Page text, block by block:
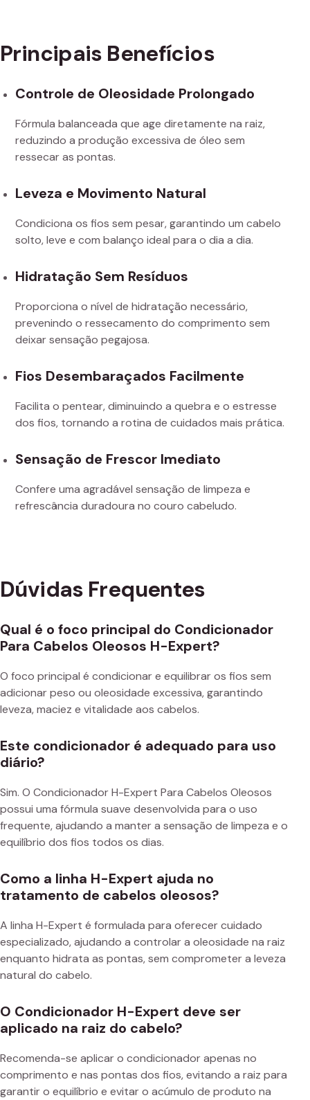
Principais Benefícios
Controle de Oleosidade Prolongado
Fórmula balanceada que age diretamente na raiz,
reduzindo a produção excessiva de óleo sem
ressecar as pontas.
Leveza e Movimento Natural
Condiciona os fios sem pesar, garantindo um cabelo
solto, leve e com balanço ideal para o dia a dia.
Hidratação Sem Resíduos
Proporciona o nível de hidratação necessário,
prevenindo o ressecamento do comprimento sem
deixar sensação pegajosa.
Fios Desembaraçados Facilmente
Facilita o pentear, diminuindo a quebra e o estresse
dos fios, tornando a rotina de cuidados mais prática.
Sensação de Frescor Imediato
Confere uma agradável sensação de limpeza e
refrescância duradoura no couro cabeludo.
Dúvidas Frequentes
Qual é o foco principal do Condicionador
Para Cabelos Oleosos H-Expert?
O foco principal é condicionar e equilibrar os fios sem
adicionar peso ou oleosidade excessiva, garantindo
leveza, maciez e vitalidade aos cabelos.
Este condicionador é adequado para uso
diário?
Sim. O Condicionador H-Expert Para Cabelos Oleosos
possui uma fórmula suave desenvolvida para o uso
frequente, ajudando a manter a sensação de limpeza e o
equilíbrio dos fios todos os dias.
Como a linha H-Expert ajuda no
tratamento de cabelos oleosos?
A linha H-Expert é formulada para oferecer cuidado
especializado, ajudando a controlar a oleosidade na raiz
enquanto hidrata as pontas, sem comprometer a leveza
natural do cabelo.
O Condicionador H-Expert deve ser
aplicado na raiz do cabelo?
Recomenda-se aplicar o condicionador apenas no
comprimento e nas pontas dos fios, evitando a raiz para
garantir o equilíbrio e evitar o acúmulo de produto na